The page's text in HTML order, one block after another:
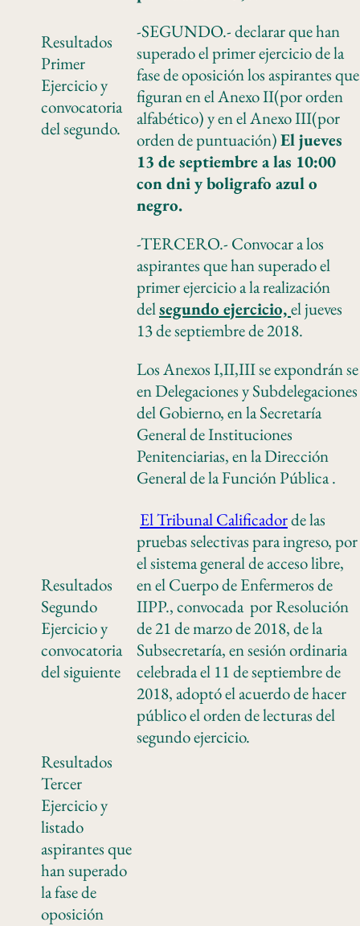
Resultados
Primer
Ejercicio y
convocatoria
del segundo.
-SEGUNDO.- declarar que han
superado el primer ejercicio de la
fase de oposición los aspirantes que
figuran en el Anexo II(por orden
alfabético) y en el Anexo III(por
orden de puntuación)El jueves
13 de septiembre a las 10:00
con dni y boligrafo azul o
negro.
-TERCERO.- Convocar a los
aspirantes que han superado el
primer ejercicio a la realización
delsegundo ejercicio,el jueves
13 de septiembre de 2018.
Los Anexos I,II,III se expondrán se
en Delegaciones y Subdelegaciones
del Gobierno, en la Secretaría
General de Instituciones
Penitenciarias, en la Dirección
General de la Función Pública .
Resultados
Segundo
Ejercicio y
convocatoria
del siguiente
El Tribunal Calificadorde las
pruebas selectivas para ingreso, por
el sistema general de acceso libre,
en el Cuerpo de Enfermeros de
IIPP., convocada por Resolución
de 21 de marzo de 2018, de la
Subsecretaría, en sesión ordinaria
celebrada el 11 de septiembre de
2018, adoptó el acuerdo de hacer
público el orden de lecturas del
segundo ejercicio.
Resultados
Tercer
Ejercicio y
listado
aspirantes que
han superado
la fase de
oposición